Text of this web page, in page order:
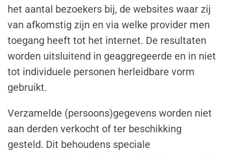
het aantal bezoekers bij, de websites waar zij
van afkomstig zijn en via welke provider men
toegang heeft tot het internet. De resultaten
worden uitsluitend in geaggregeerde en in niet
tot individuele personen herleidbare vorm
gebruikt.
Verzamelde (persoons)gegevens worden niet
aan derden verkocht of ter beschikking
gesteld. Dit behoudens speciale